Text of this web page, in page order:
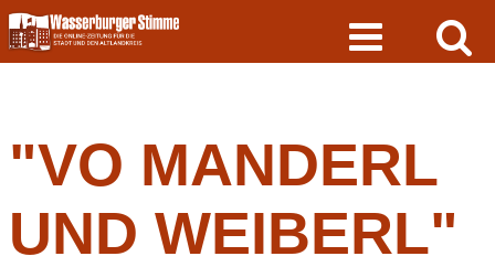
Skip
to
content
"VO MANDERL
UND WEIBERL"